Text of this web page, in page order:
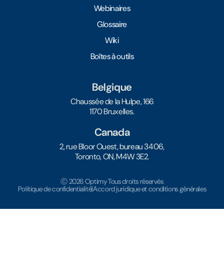
Webinaires
Glossaire
Wiki
Boîtes à outils
Belgique
Chaussée de la Hulpe, 166
1170 Bruxelles.
Canada
2, rue Bloor Ouest, bureau 3406,
Toronto, ON, M4W 3E2.
Ⓒ 2026 Optimy Tous droits réservés
Politique de confidentialité|Accord juridique et conditions générales